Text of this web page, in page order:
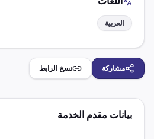
العربية
مشاركة نسخ الرابط
بيانات مقدم الخدمة